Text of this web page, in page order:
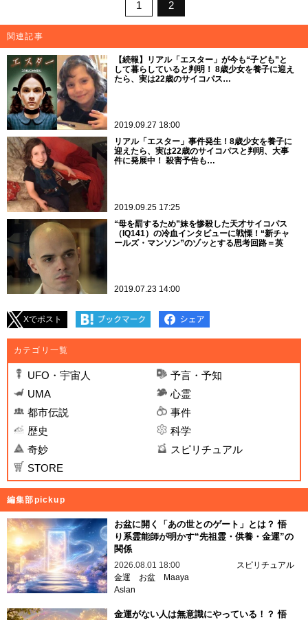
1 2
関連記事
【続報】リアル「エスター」が今も“子ども”と
して暮らしていると判明！ 8歳少女を養子に迎え
たら、実は22歳のサイコパス…
2019.09.27 18:00
リアル「エスター」事件発生！8歳少女を養子に
迎えたら、実は22歳のサイコパスと判明、大事
件に発展中！ 殺害予告も…
2019.09.25 17:25
“母を罰するため”妹を惨殺した天才サイコパス
（IQ141）の冷血インタビューに戦慄！“新チャ
ールズ・マンソン”のゾッとする思考回路＝英
2019.07.23 14:00
Xでポスト
カテゴリ一覧
UFO・宇宙人
予言・予知
UMA
心霊
都市伝説
事件
歴史
科学
奇妙
スピリチュアル
STORE
編集部pickup
お盆に開く「あの世とのゲート」とは？ 悟
り系霊能師が明かす“先祖霊・供養・金運”の
関係
2026.08.01 18:00
スピリチュアル
金運
お盆
Maaya
Aslan
金運がない人は無意識にやっている！？ 悟